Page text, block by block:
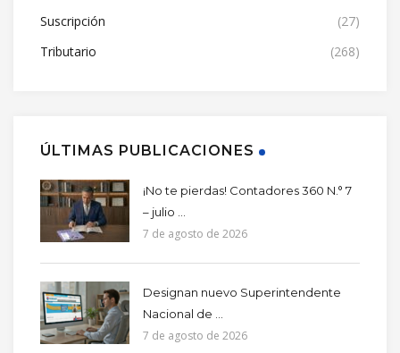
Suscripción
(27)
Tributario
(268)
ÚLTIMAS PUBLICACIONES
¡No te pierdas! Contadores 360 N.° 7
– julio ...
7 de agosto de 2026
Designan nuevo Superintendente
Nacional de ...
7 de agosto de 2026